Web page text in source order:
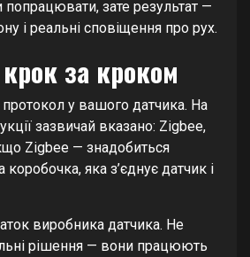
зате результат —
і реальні сповіщення про рух.
за кроком
протокол у вашого датчика. На
зазвичай вказано: Zigbee,
Zigbee — знадобиться
яка з’єднує датчик і
виробника датчика. Не
рішення — вони працюють